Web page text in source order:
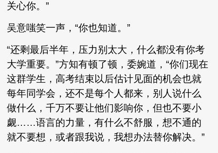
关心你。”
吴意嗤笑一声，“你也知道。”
“还剩最后半年，压力别太大，什么都没有你考
大学重要。”方知有顿了顿，委婉道，“你们现在
这群学生，高考结束以后估计见面的机会也就
每年同学会，还不是每个人都来，别人说什么
做什么，千万不要让他们影响你，但也不要小
觑……语言的力量，有什么不舒服，想不通的
就不要想，或者跟我说，我想办法替你解决。”